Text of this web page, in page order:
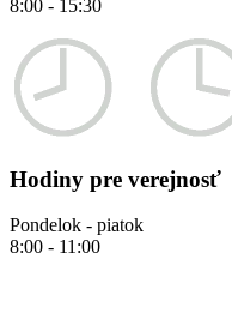
8:00 - 15:30
Hodiny pre verejnosť
Pondelok - piatok
8:00 - 11:00